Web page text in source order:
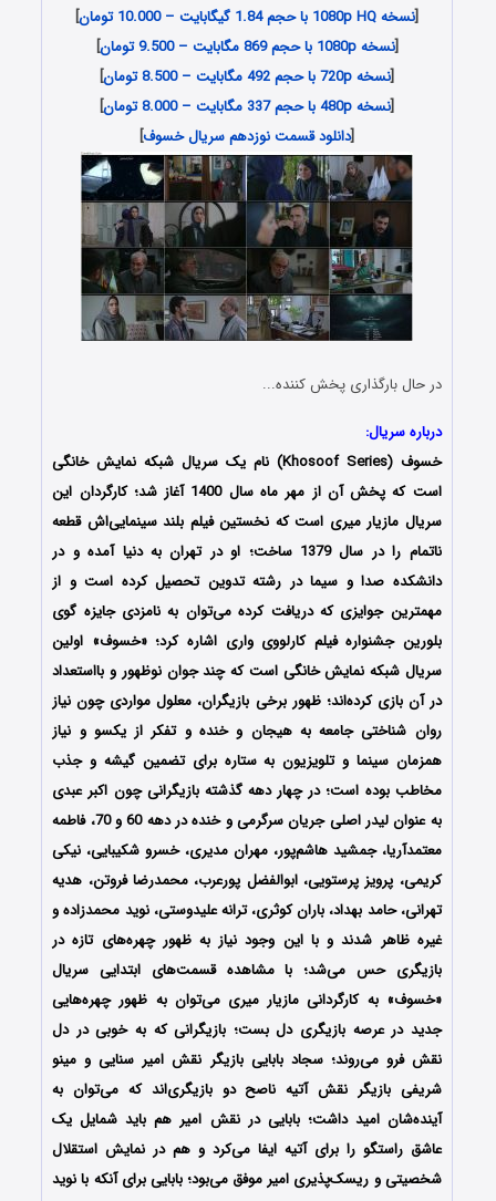
[نسخه 1080p HQ با حجم 1.84 گیگابایت – 10.000 تومان
]
[نسخه 1080p با حجم 869 مگابایت – 9.500 تومان
]
[نسخه 720p با حجم 492 مگابایت – 8.500 تومان
]
[نسخه 480p با حجم 337 مگابایت – 8.000 تومان
]
[دانلود قسمت نوزدهم سریال خسوف]
در حال بارگذاری پخش کننده...
درباره سریال:
خسوف (Khosoof Series) نام یک سریال شبکه نمایش خانگی
است که پخش آن از مهر ماه سال 1400 آغاز شد؛ کارگردان این
سریال مازیار میری است که نخستین فیلم بلند سینمایی‌اش قطعه
ناتمام را در سال 1379 ساخت؛ او در تهران به دنیا آمده و در
دانشکده صدا و سیما در رشته تدوین تحصیل کرده است و از
مهمترین جوایزی که دریافت کرده می‌توان به نامزدی جایزه گوی
بلورین جشنواره فیلم کارلووی واری اشاره کرد؛ «خسوف» اولین
سریال شبکه نمایش خانگی است که چند جوان نوظهور و بااستعداد
در آن بازی کرده‌اند؛ ظهور برخی بازیگران، معلول مواردی چون نیاز
روان شناختی جامعه به هیجان و خنده و تفکر از یکسو و نیاز
همزمان سینما و تلویزیون به ستاره برای تضمین گیشه و جذب
مخاطب بوده است؛ در چهار دهه‌ گذشته بازیگرانی چون اکبر عبدی
به عنوان لیدر اصلی جریان سرگرمی و خنده در دهه 60 و 70، فاطمه
معتمدآریا، جمشید هاشم‌پور، مهران مدیری، خسرو شکیبایی، نیکی
کریمی، پرویز پرستویی، ابوالفضل پورعرب، محمدرضا فروتن، هدیه
تهرانی، حامد بهداد، باران کوثری، ترانه علیدوستی، نوید محمدزاده و
غیره ظاهر شدند و با این وجود نیاز به ظهور چهره‌های تازه در
بازیگری حس می‌شد؛ با مشاهده قسمت‌های ابتدایی سریال
«خسوف» به کارگردانی مازیار میری می‌توان به ظهور چهره‌هایی
جدید در عرصه بازیگری دل بست؛ بازیگرانی که به خوبی در دل
نقش فرو می‌روند؛ سجاد بابایی بازیگر نقش امیر سنایی و مینو
شریفی بازیگر نقش آتیه ناصح دو بازیگری‌اند که می‌توان به
آینده‌شان امید داشت؛ بابایی در نقش امیر هم باید شمایل یک
عاشق راستگو را برای آتیه ایفا می‌کرد و هم در نمایش استقلال
شخصیتی و ریسک‌پذیری امیر موفق می‌بود؛ بابایی برای آنکه با نوید